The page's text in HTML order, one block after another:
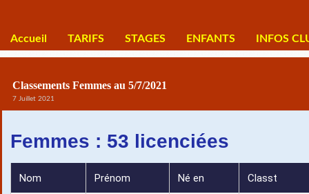
Accueil TARIFS STAGES ENFANTS INFOS
Classements Femmes au 5/7/2021
7 Juillet 2021
Femmes : 53 licenciées
Nom Prénom Né en Classt